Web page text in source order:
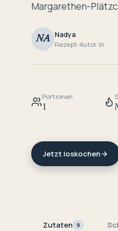
Margarethen-
NA Nadya
Rezept-Autor:in
Portionen
1
Jetzt loskochen
Zutaten 9